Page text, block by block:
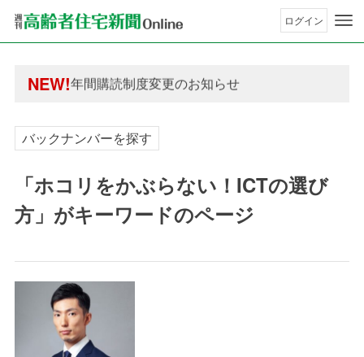
ログイン
NEW!
年間購読制度変更のお知らせ
高齢者住宅新聞 無料会員の皆様へ閲覧本数変更
高齢者住宅新聞 無料会員の皆様へ閲覧本数変更
バックナンバーを探す
「ホコリをかぶらない！ICTの選び
方」がキーワードのページ